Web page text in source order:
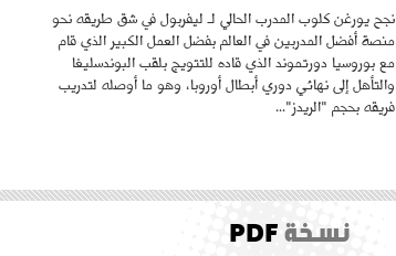
نجح يورغن كلوب المدرب الحالي لـ ليفربول في شق طريقه نحو
منصة أفضل المدربين في العالم بفضل العمل الكبير الذي قام
مع بوروسيا دورتموند الذي قاده للتتويج بلقب البوندسليغا
والتأهل إلى نهائي دوري أبطال أوروبا، وهو ما أوصله لتدريب
فريقه بحجم "الريدز"...
نسخةPDF